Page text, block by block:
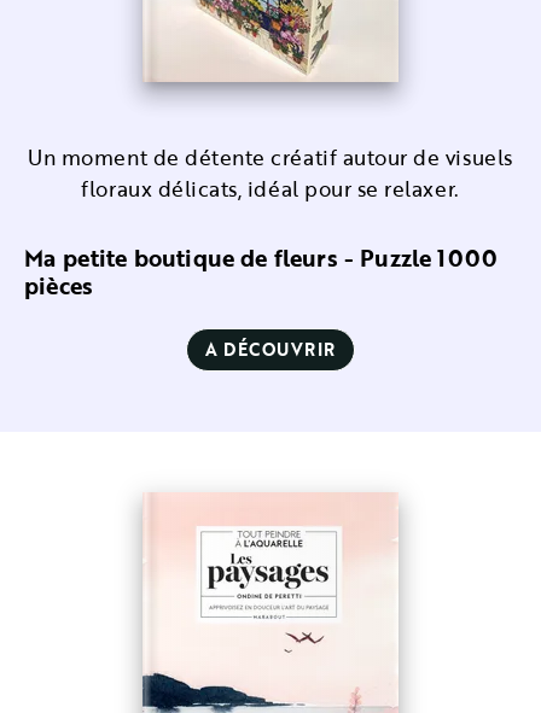
Un moment de détente créatif autour de visuels
floraux délicats, idéal pour se relaxer.
Ma petite boutique de fleurs - Puzzle 1000
pièces
A DÉCOUVRIR